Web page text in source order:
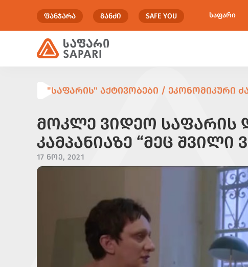
ᲤᲐᲜᲯᲐᲠᲐ ᲒᲐᲜᲫᲘ SAFE YOU საფარი
"ᲡᲐᲤᲐᲠᲘᲡ" ᲐᲥᲢᲘᲕᲝᲑᲔᲑᲘ / ᲔᲙᲝᲜᲝᲛᲘᲙᲣᲠᲘ
ᲛᲝᲙᲚᲔ ᲕᲘᲓᲔᲝ ᲡᲐᲤᲐᲠᲘᲡ
ᲙᲐᲛᲞᲐᲜᲘᲐᲖᲔ “ᲛᲔᲪ ᲨᲕᲘᲚᲘ
17 ᲜᲝᲔ, 2021